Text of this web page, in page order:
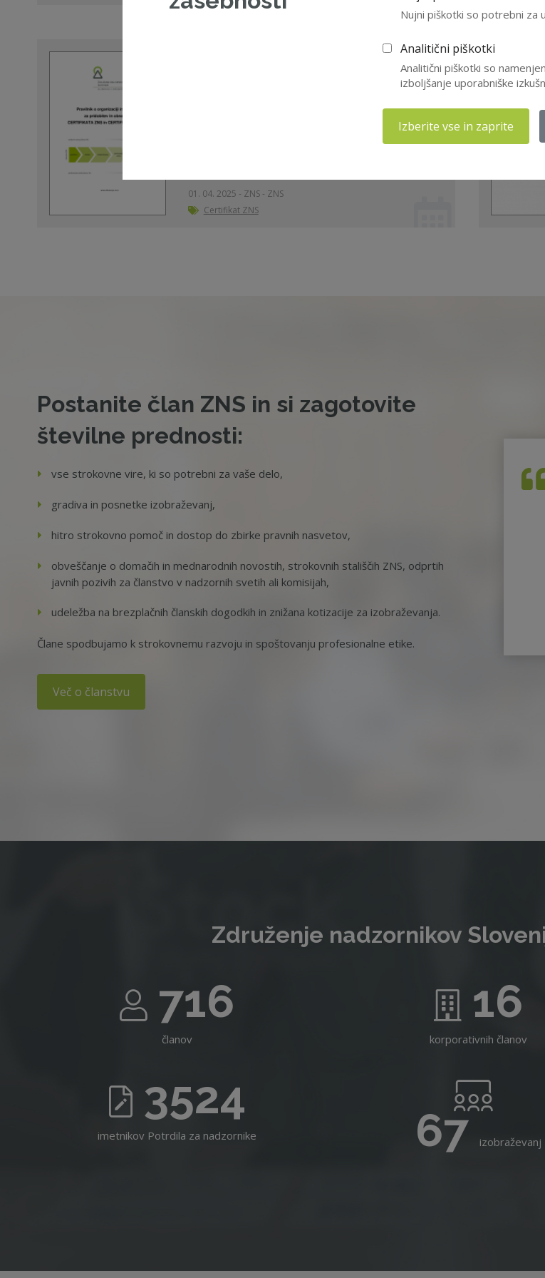
pridobitev in obnavljanje CERTIFIKATA
01. 04. 2025 - ZNS - ZNS
Certifikat ZNS
Postanite član ZNS in si zagotovite
številne prednosti:
vse strokovne vire, ki so potrebni za vaše delo,
gradiva in posnetke izobraževanj,
hitro strokovno pomoč in dostop do zbirke pravnih nasvetov,
obveščanje o domačih in mednarodnih novostih, strokovnih stališčih ZNS, odprtih
javnih pozivih za članstvo v nadzornih svetih ali komisijah,
udeležba na brezplačnih članskih dogodkih in znižana kotizacije za izobraževanja.
Člane spodbujamo k strokovnemu razvoju in spoštovanju profesionalne etike.
Več o članstvu
Združenje nadzornikov
716
članov
16
korporativnih članov
3524
imetnikov Potrdila za nadzornike 67izobraževanj
Nujni piškotki so potrebni za
Analitični piškotki
Analitični piškotki so
izboljšanje uporabniške
Izberite vse in zaprite